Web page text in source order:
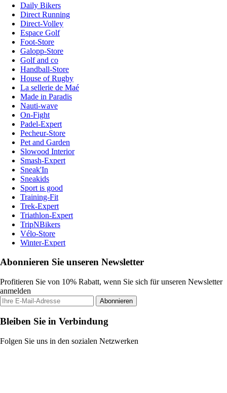
Daily Bikers
Direct Running
Direct-Volley
Espace Golf
Foot-Store
Galopp-Store
Golf and co
Handball-Store
House of Rugby
La sellerie de Maé
Made in Paradis
Nauti-wave
On-Fight
Padel-Expert
Pecheur-Store
Pet and Garden
Slowood Interior
Smash-Expert
Sneak'In
Sneakids
Sport is good
Training-Fit
Trek-Expert
Triathlon-Expert
TripNBikers
Vélo-Store
Winter-Expert
Abonnieren Sie unseren Newsletter
Profitieren Sie von 10% Rabatt, wenn Sie sich für unseren Newsletter
anmelden
Abonnieren
Bleiben Sie in Verbindung
Folgen Sie uns in den sozialen Netzwerken